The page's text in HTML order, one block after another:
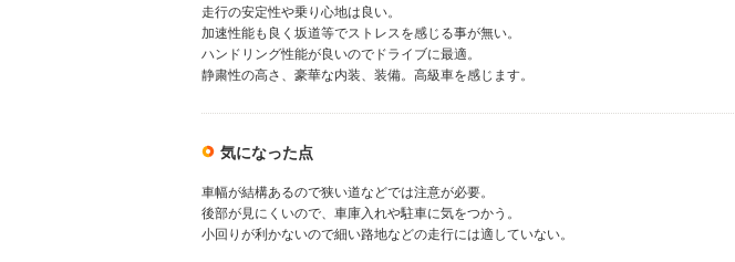
走行の安定性や乗り心地は良い。
加速性能も良く坂道等でストレスを感じる事が無い。
ハンドリング性能が良いのでドライブに最適。
静粛性の高さ、豪華な内装、装備。高級車を感じます。
気になった点
車幅が結構あるので狭い道などでは注意が必要。
後部が見にくいので、車庫入れや駐車に気をつかう。
小回りが利かないので細い路地などの走行には適していない。